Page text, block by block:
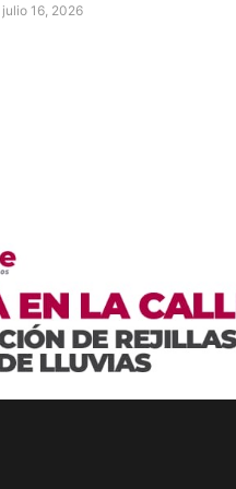
julio 16, 2026